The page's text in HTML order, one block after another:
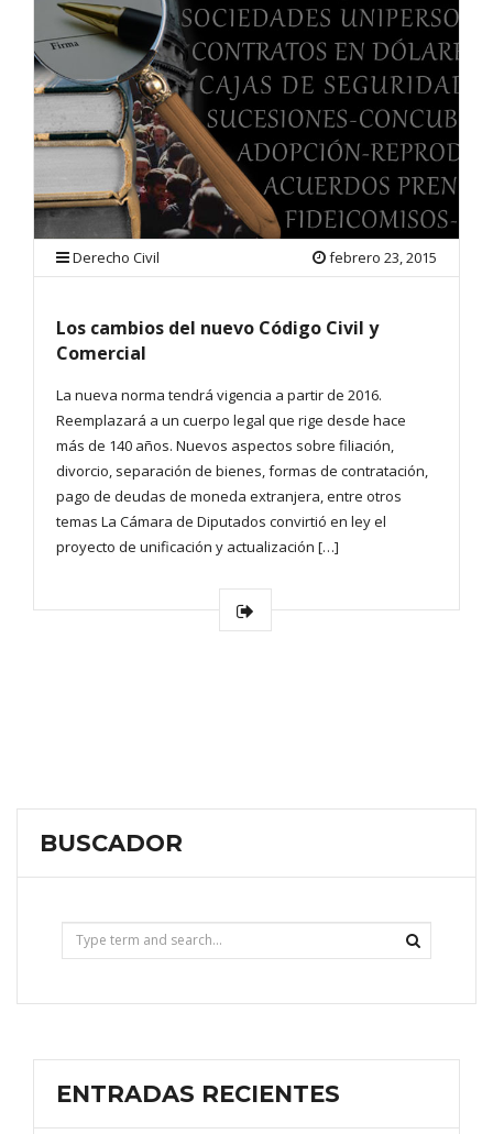
I
G
A
T
O
N
Derecho Civil febrero 23, 2015
Los cambios del nuevo Código Civil y
Comercial
La nueva norma tendrá vigencia a partir de 2016.
Reemplazará a un cuerpo legal que rige desde hace
más de 140 años. Nuevos aspectos sobre filiación,
divorcio, separación de bienes, formas de contratación,
pago de deudas de moneda extranjera, entre otros
temas La Cámara de Diputados convirtió en ley el
proyecto de unificación y actualización […]
BUSCADOR
ENTRADAS RECIENTES